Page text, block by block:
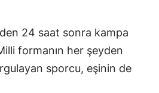
24 saat sonra kampa
formanın her şeyden
sporcu, eşinin de